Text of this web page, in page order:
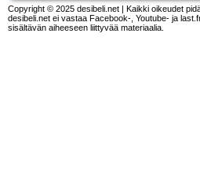
Copyright © 2025 desibeli.net | Kaikki oikeudet
desibeli.net ei vastaa Facebook-, Youtube- ja
sisältävän aiheeseen liittyvää materiaalia.